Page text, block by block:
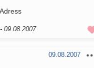
09.08.2007
09.08.2007